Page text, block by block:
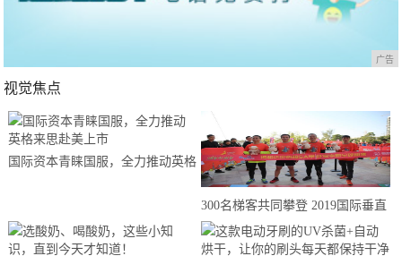
广告
视觉焦点
国际资本青睐国服，全力推动英格
300名梯客共同攀登 2019国际垂直
马拉松超级精英赛顺德海骏达中心